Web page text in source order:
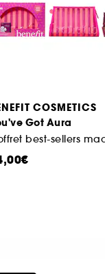
COSMETICS
Got Aura